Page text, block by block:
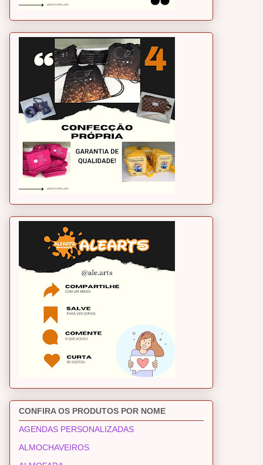
CONFIRA OS PRODUTOS POR NOME
AGENDAS PERSONALIZADAS
ALMOCHAVEIROS